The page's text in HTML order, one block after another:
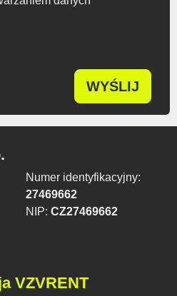
WYŚLIJ
Numer identyfikacyjny:
27469662
NIP: CZ27469662
VZVRENT